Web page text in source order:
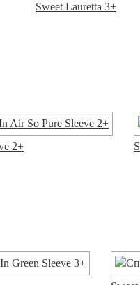
Sweet Lauretta 3+
2+